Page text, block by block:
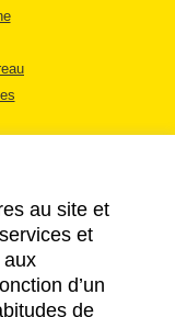
au site et
et
aux
d’un
de